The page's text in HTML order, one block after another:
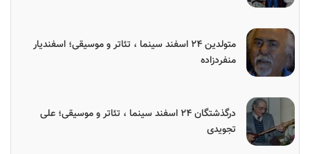
متولدین ۲۴ اسفند سینما ، تئاتر و موسیقی؛ اسفندیار
منفردزاده
درگذشتگان ۲۴ اسفند سینما ، تئاتر و موسیقی؛ علی
تجویدی